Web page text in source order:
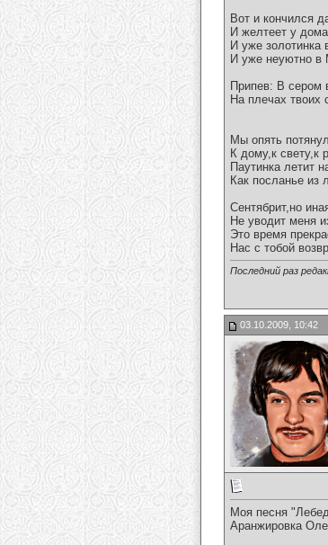
Вот и кончился
И желтеет у дома
И уже золотинка
И уже неуютно в
Припев: В сером
На плечах твоих
Мы опять
К дому,к свету,к
Паутинка летит
Как посланье из
Сентябрит,но
Не уводит меня
Это время
Нас с тобой
Последний раз
03.10.2009, 10:42
Моя песня
Аранжировка